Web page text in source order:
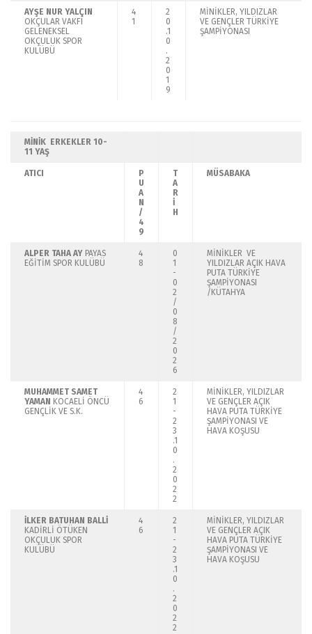
AYŞE NUR YALÇIN
OKÇULAR VAKFI
GELENEKSEL
OKÇULUK SPOR
KULÜBÜ
4
1
2
0
.1
0
.
2
0
1
9
MİNİKLER, YILDIZLAR
VE GENÇLER TÜRKİYE
ŞAMPİYONASI
MİNİK ERKEKLER 10-
11 YAŞ
ATICI
P
U
A
N
/
4
9
T
A
R
İ
H
MÜSABAKA
ALPER TAHA AY PAYAS
EĞİTİM SPOR KULÜBÜ
4
8
0
1
-
0
2
/
0
8
/
2
0
2
6
MİNİKLER VE
YILDIZLAR AÇIK HAVA
PUTA TÜRKİYE
ŞAMPİYONASI
/KÜTAHYA
MUHAMMET SAMET
YAMAN KOCAELİ ÖNCÜ
GENÇLİK VE S.K.
4
6
2
1
-
2
3
.1
0
.
2
0
2
2
MİNİKLER, YILDIZLAR
VE GENÇLER AÇIK
HAVA PUTA TÜRKİYE
ŞAMPİYONASI VE
HAVA KOŞUSU
İLKER BATUHAN BALLİ
KADİRLİ ÖTÜKEN
OKÇULUK SPOR
KULÜBÜ
4
6
2
1
-
2
3
.1
0
.
2
0
2
2
MİNİKLER, YILDIZLAR
VE GENÇLER AÇIK
HAVA PUTA TÜRKİYE
ŞAMPİYONASI VE
HAVA KOŞUSU